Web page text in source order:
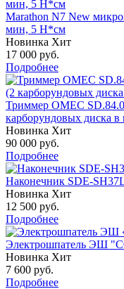
Marathon N7 New
мин, 5 Н*см
Новинка Хит
17 000 руб.
Подробнее
Триммер OMEC
карборундовых диска в
Новинка Хит
90 000 руб.
Подробнее
Наконечник SDE-
Новинка Хит
12 500 руб.
Подробнее
Электрошпатель ЭШ
Новинка Хит
7 600 руб.
Подробнее